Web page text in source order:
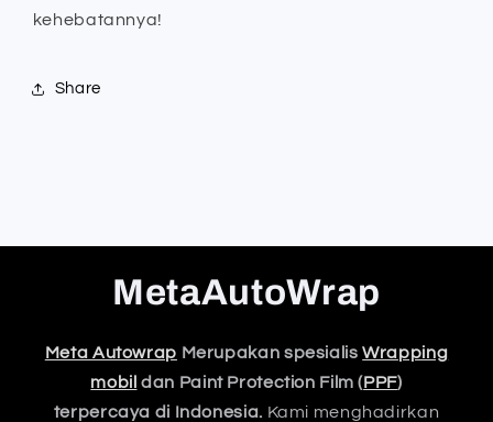
kehebatannya!
Share
MetaAutoWrap
Meta Autowrap Merupakan spesialisWrapping
mobil dan Paint Protection Film (PPF)
terpercaya di Indonesia. Kami menghadirkan